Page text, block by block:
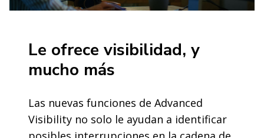
Le ofrece visibilidad, y
mucho más
Las nuevas funciones de Advanced
Visibility no solo le ayudan a identificar